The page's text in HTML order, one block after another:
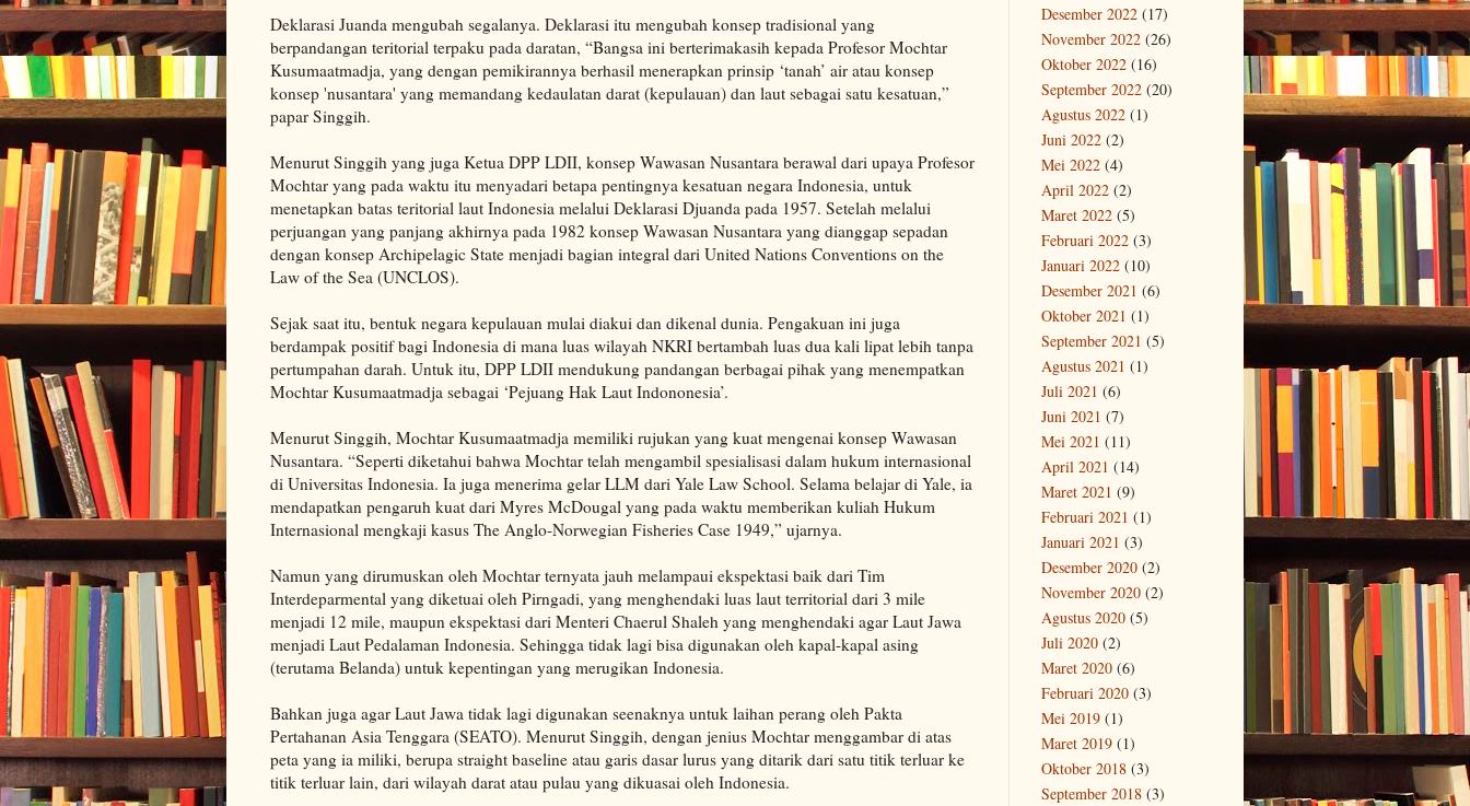
Deklarasi Juanda mengubah segalanya. Deklarasi itu mengubah konsep tradisional yang
berpandangan teritorial terpaku pada daratan, “Bangsa ini berterimakasih kepada Profesor Mochtar
Kusumaatmadja, yang dengan pemikirannya berhasil menerapkan prinsip ‘tanah’ air atau konsep
konsep 'nusantara' yang memandang kedaulatan darat (kepulauan) dan laut sebagai satu kesatuan,”
papar Singgih.
Menurut Singgih yang juga Ketua DPP LDII, konsep Wawasan Nusantara berawal dari upaya Profesor
Mochtar yang pada waktu itu menyadari betapa pentingnya kesatuan negara Indonesia, untuk
menetapkan batas teritorial laut Indonesia melalui Deklarasi Djuanda pada 1957. Setelah melalui
perjuangan yang panjang akhirnya pada 1982 konsep Wawasan Nusantara yang dianggap sepadan
dengan konsep Archipelagic State menjadi bagian integral dari United Nations Conventions on the
Law of the Sea (UNCLOS).
Sejak saat itu, bentuk negara kepulauan mulai diakui dan dikenal dunia. Pengakuan ini juga
berdampak positif bagi Indonesia di mana luas wilayah NKRI bertambah luas dua kali lipat lebih tanpa
pertumpahan darah. Untuk itu, DPP LDII mendukung pandangan berbagai pihak yang menempatkan
Mochtar Kusumaatmadja sebagai ‘Pejuang Hak Laut Indononesia’.
Menurut Singgih, Mochtar Kusumaatmadja memiliki rujukan yang kuat mengenai konsep Wawasan
Nusantara. “Seperti diketahui bahwa Mochtar telah mengambil spesialisasi dalam hukum internasional
di Universitas Indonesia. Ia juga menerima gelar LLM dari Yale Law School. Selama belajar di Yale, ia
mendapatkan pengaruh kuat dari Myres McDougal yang pada waktu memberikan kuliah Hukum
Internasional mengkaji kasus The Anglo-Norwegian Fisheries Case 1949,” ujarnya.
Namun yang dirumuskan oleh Mochtar ternyata jauh melampaui ekspektasi baik dari Tim
Interdeparmental yang diketuai oleh Pirngadi, yang menghendaki luas laut territorial dari 3 mile
menjadi 12 mile, maupun ekspektasi dari Menteri Chaerul Shaleh yang menghendaki agar Laut Jawa
menjadi Laut Pedalaman Indonesia. Sehingga tidak lagi bisa digunakan oleh kapal-kapal asing
(terutama Belanda) untuk kepentingan yang merugikan Indonesia.
Bahkan juga agar Laut Jawa tidak lagi digunakan seenaknya untuk laihan perang oleh Pakta
Pertahanan Asia Tenggara (SEATO). Menurut Singgih, dengan jenius Mochtar menggambar di atas
peta yang ia miliki, berupa straight baseline atau garis dasar lurus yang ditarik dari satu titik terluar ke
titik terluar lain, dari wilayah darat atau pulau yang dikuasai oleh Indonesia.
Desember 2022 (17)
November 2022 (26)
Oktober 2022 (16)
September 2022 (20)
Agustus 2022 (1)
Juni 2022 (2)
Mei 2022 (4)
April 2022 (2)
Maret 2022 (5)
Februari 2022 (3)
Januari 2022 (10)
Desember 2021 (6)
Oktober 2021 (1)
September 2021 (5)
Agustus 2021 (1)
Juli 2021 (6)
Juni 2021 (7)
Mei 2021 (11)
April 2021 (14)
Maret 2021 (9)
Februari 2021 (1)
Januari 2021 (3)
Desember 2020 (2)
November 2020 (2)
Agustus 2020 (5)
Juli 2020 (2)
Maret 2020 (6)
Februari 2020 (3)
Mei 2019 (1)
Maret 2019 (1)
Oktober 2018 (3)
September 2018 (3)